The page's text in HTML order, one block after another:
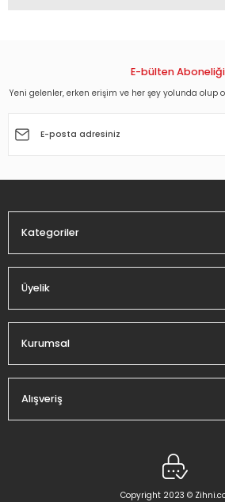
Görüş ve önerileriniz için teşekkür ederiz.
Ürün açıklamasında eksik bilgiler
E-bülten Aboneliği
Yeni gelenler, erken erişim ve her şey yolunda olup
Kategoriler
Üyelik
Kurumsal
Alışveriş
Copyright 2023 ©